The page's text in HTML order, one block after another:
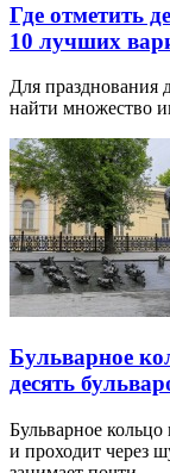
Где отметить
10 лучших
Для празднования
найти множество
Бульварное
десять
Бульварное
и проходит через